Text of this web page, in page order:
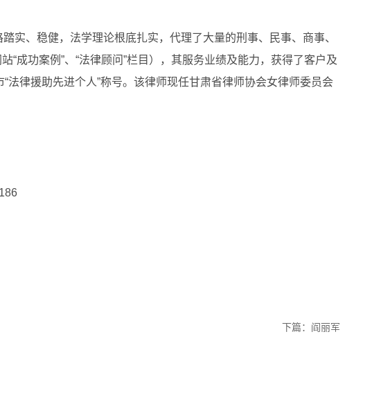
、稳健，法学理论根底扎实，代理了大量的刑事、民事、商事、
“成功案例”、“法律顾问”栏目），其服务业绩及能力，获得了客户及
法律援助先进个人”称号。该律师现任甘肃省律师协会女律师委员会
下篇： 阎丽军